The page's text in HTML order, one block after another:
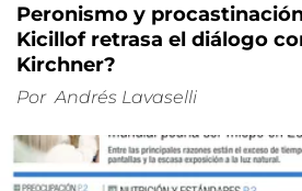
Peronismo y
Kicillof retrasa el diálogo
Kirchner?
Por Andrés Lavaselli